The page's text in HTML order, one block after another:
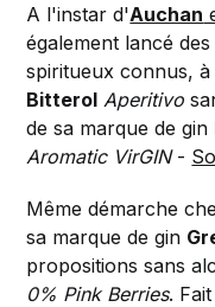
A l'instar d'Auchan
également lancé
spiritueux connus,
Bitterol Aperitivo
de sa marque de gin
Aromatic VirGIN-
Même démarche
sa marque de gin
propositions sans
0% Pink Berries.